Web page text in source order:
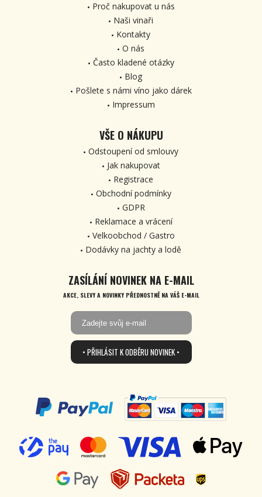
Proč nakupovat u nás
Naši vinaři
Kontakty
O nás
Často kladené otázky
Blog
Pošlete s námi víno jako dárek
Impressum
VŠE O NÁKUPU
Odstoupení od smlouvy
Jak nakupovat
Registrace
Obchodní podmínky
GDPR
Reklamace a vrácení
Velkoobchod / Gastro
Dodávky na jachty a lodě
ZASÍLÁNÍ NOVINEK NA E-MAIL
AKCE, SLEVY A NOVINKY PŘEDNOSTNĚ NA VÁŠ E-MAIL
• PŘIHLÁSIT K ODBĚRU NOVINEK •